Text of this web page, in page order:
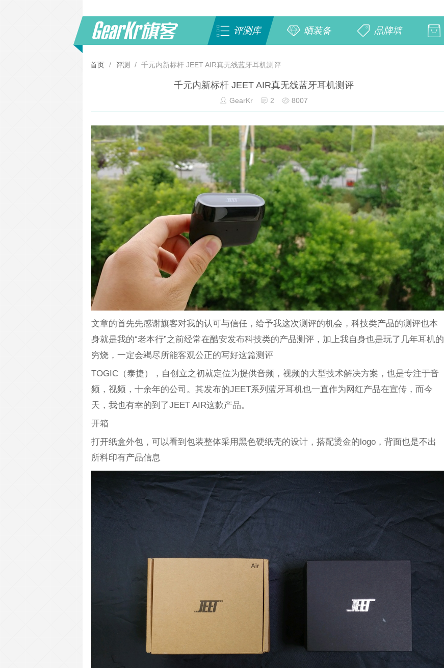
评测库 晒装备 品牌墙
首页 / 评测 / 千元内新标杆 JEET AIR真无线蓝牙耳机测评
千元内新标杆 JEET AIR真无线蓝牙耳机测评
GearKr 2 8007
文章的首先先感谢旗客对我的认可与信任，给予我这次测评的机会，科技类产品的测评也本
身就是我的“老本行”之前经常在酷安发布科技类的产品测评，加上我自身也是玩了几年耳机的
穷烧，一定会竭尽所能客观公正的写好这篇测评
TOGIC（泰捷），自创立之初就定位为提供音频，视频的大型技术解决方案，也是专注于音
频，视频，十余年的公司。其发布的JEET系列蓝牙耳机也一直作为网红产品在宣传，而今
天，我也有幸的到了JEET AIR这款产品。
开箱
打开纸盒外包，可以看到包装整体采用黑色硬纸壳的设计，搭配烫金的logo，背面也是不出
所料印有产品信息